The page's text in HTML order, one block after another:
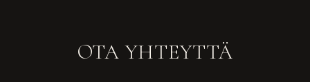
OTA YHTEYTTÄ